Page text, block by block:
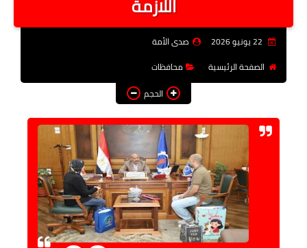
فن وثقافة
توك شو
آراء وتحليلات
المزيد
اللازمة
صدى الأمة
الصفحة الرئيسية
محافظات
الحجم